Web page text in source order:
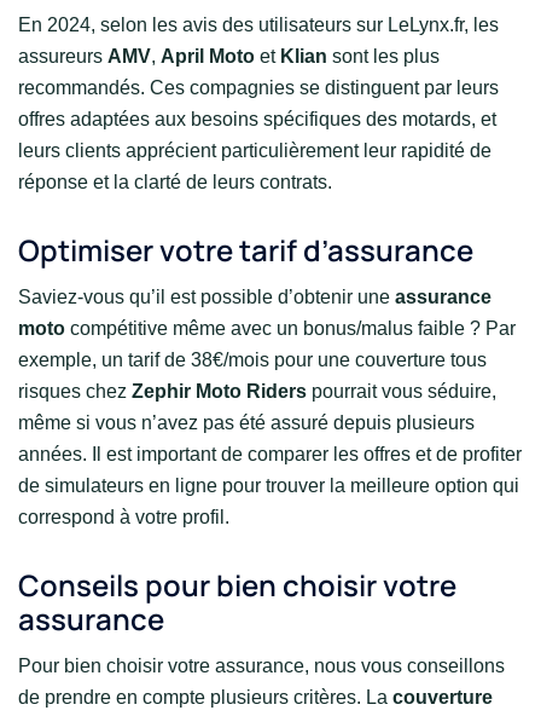
En 2024, selon les avis des utilisateurs sur LeLynx.fr, les
assureurs AMV, April Moto et Klian sont les plus
recommandés. Ces compagnies se distinguent par leurs
offres adaptées aux besoins spécifiques des motards, et
leurs clients apprécient particulièrement leur rapidité de
réponse et la clarté de leurs contrats.
Optimiser votre tarif d’assurance
Saviez-vous qu’il est possible d’obtenir une assurance
moto compétitive même avec un bonus/malus faible ? Par
exemple, un tarif de 38€/mois pour une couverture tous
risques chez Zephir Moto Riders pourrait vous séduire,
même si vous n’avez pas été assuré depuis plusieurs
années. Il est important de comparer les offres et de profiter
de simulateurs en ligne pour trouver la meilleure option qui
correspond à votre profil.
Conseils pour bien choisir votre
assurance
Pour bien choisir votre assurance, nous vous conseillons
de prendre en compte plusieurs critères. La couverture